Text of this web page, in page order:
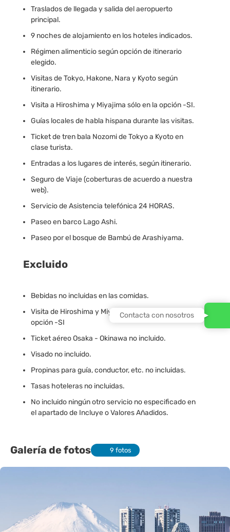
Traslados de llegada y salida del aeropuerto
principal.
9 noches de alojamiento en los hoteles indicados.
Régimen alimenticio según opción de itinerario
elegido.
Visitas de Tokyo, Hakone, Nara y Kyoto según
itinerario.
Visita a Hiroshima y Miyajima sólo en la opción -SI.
Guías locales de habla hispana durante las visitas.
Ticket de tren bala Nozomi de Tokyo a Kyoto en
clase turista.
Entradas a los lugares de interés, según itinerario.
Seguro de Viaje (coberturas de acuerdo a nuestra
web).
Servicio de Asistencia telefónica 24 HORAS.
Paseo en barco Lago Ashi.
Paseo por el bosque de Bambú de Arashiyama.
Excluido
Bebidas no incluidas en las comidas.
Visita de Hiroshima y Miyajima, excepto en la
opción -SI
Ticket aéreo Osaka - Okinawa no incluido.
Visado no incluido.
Propinas para guía, conductor, etc. no incluidas.
Tasas hoteleras no incluidas.
No incluido ningún otro servicio no especificado en
el apartado de Incluye o Valores Añadidos.
Galería de fotos 9 fotos
Contacta con nosotros